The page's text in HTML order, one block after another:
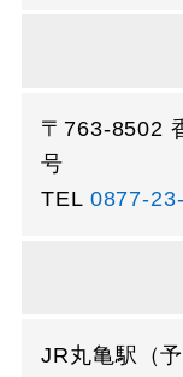
〒763-8502
号
TEL 0877-
JR丸亀駅（